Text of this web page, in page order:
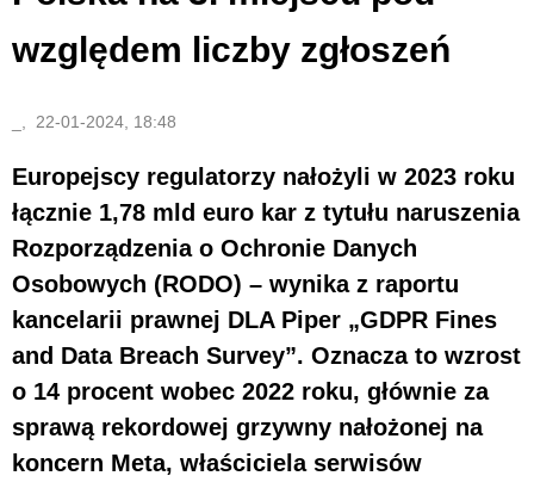
względem liczby zgłoszeń
_, 22-01-2024, 18:48
Europejscy regulatorzy nałożyli w 2023 roku
łącznie 1,78 mld euro kar z tytułu naruszenia
Rozporządzenia o Ochronie Danych
Osobowych (RODO) – wynika z raportu
kancelarii prawnej DLA Piper „GDPR Fines
and Data Breach Survey”. Oznacza to wzrost
o 14 procent wobec 2022 roku, głównie za
sprawą rekordowej grzywny nałożonej na
koncern Meta, właściciela serwisów